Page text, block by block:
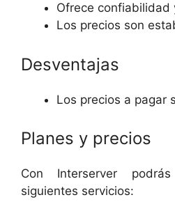
Ofrece confiabilidad
Los precios son
Desventajas
Los precios a pagar
Planes y precios
Con Interserver
siguientes servicios: